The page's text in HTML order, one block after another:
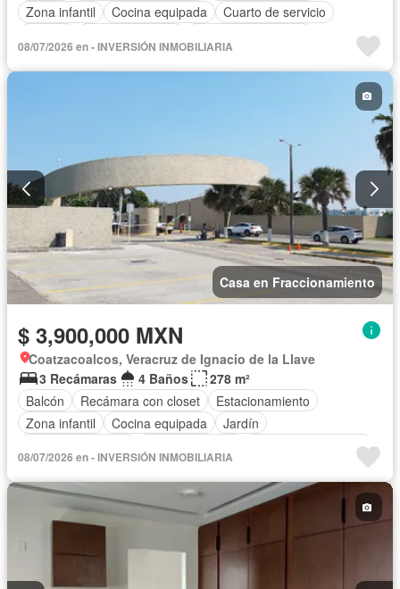
Zona infantil Cocina equipada
Cuarto de servicio
Sin amueblar
08/07/2026 en - INVERSIÓN INMOBILIARIA
Casa en Fraccionamiento
$ 3,900,000 MXN
Coatzacoalcos, Veracruz de Ignacio de la Llave
3 Recámaras
4 Baños
278 m²
Balcón
Recámara con closet
Estacionamiento
Zona infantil
Cocina equipada
Jardín
Televisión por cable
Sin amueblar
08/07/2026 en - INVERSIÓN INMOBILIARIA